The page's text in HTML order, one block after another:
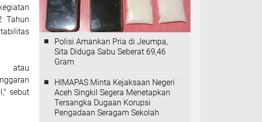
Tahun
atau
sebut
Polisi Amankan Pria di Jeumpa,
Sita Diduga Sabu Seberat 69,46
Gram
HIMAPAS Minta Kejaksaan Negeri
Aceh Singkil Segera Menetapkan
Tersangka Dugaan Korupsi
Pengadaan Seragam Sekolah